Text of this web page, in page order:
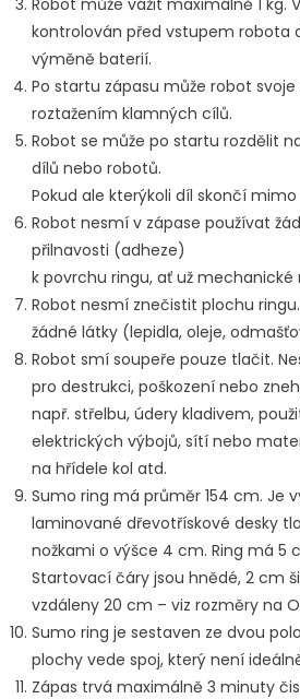
Robot může vážit maximálně 1 kg.
kontrolován před vstupem robota
výměně baterií.
Po startu zápasu může robot
roztažením klamných cílů.
Robot se může po startu rozdělit
dílů nebo robotů.
Pokud ale kterýkoli díl skončí
Robot nesmí v zápase používat
přilnavosti (adheze)
k povrchu ringu, ať už
Robot nesmí znečistit plochu
žádné látky (lepidla, oleje,
Robot smí soupeře pouze tlačit.
pro destrukci, poškození nebo
např. střelbu, údery kladivem,
elektrických výbojů, sítí nebo
na hřídele kol atd.
Sumo ring má průměr 154 cm. Je
laminované dřevotřískové desky
nožkami o výšce 4 cm. Ring má 5
Startovací čáry jsou hnědé, 2 cm
vzdáleny 20 cm – viz rozměry na
Sumo ring je sestaven ze dvou
plochy vede spoj, který není
Zápas trvá maximálně 3 minuty